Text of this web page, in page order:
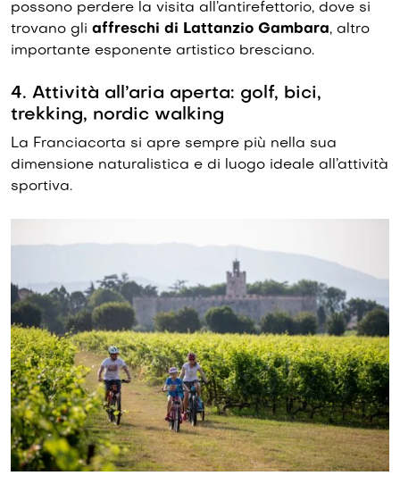
possono perdere la visita all’antirefettorio, dove si
trovano gli affreschi di Lattanzio Gambara, altro
importante esponente artistico bresciano.
4. Attività all’aria aperta: golf, bici,
trekking, nordic walking
La Franciacorta si apre sempre più nella sua
dimensione naturalistica e di luogo ideale all’attività
sportiva.